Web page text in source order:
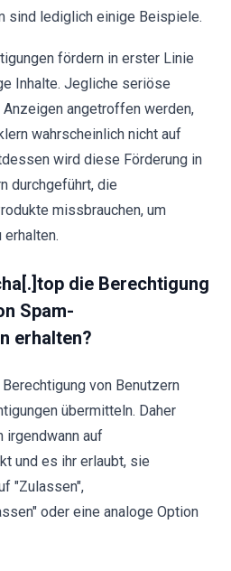
sind lediglich einige Beispiele.
fördern in erster Linie
Inhalte. Jegliche seriöse
angetroffen werden,
wahrscheinlich nicht auf
wird diese Förderung in
durchgeführt, die
missbrauchen, um
die Berechtigung
Spam-
erhalten?
von Benutzern
übermitteln. Daher
irgendwann auf
und es ihr erlaubt, sie
"Zulassen",
oder eine analoge Option